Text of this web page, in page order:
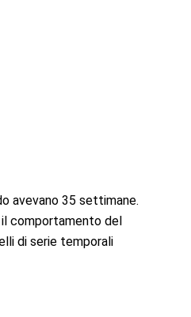
avevano 35 settimane.
comportamento del
di serie temporali